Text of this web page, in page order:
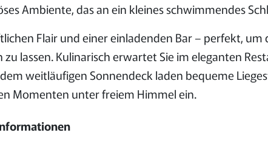
Ambiente, das an ein kleines schwimmendes
Flair und einer einladenden Bar – perfekt, um
lassen. Kulinarisch erwartet Sie im eleganten
weitläufigen Sonnendeck laden bequeme
Momenten unter freiem Himmel ein.